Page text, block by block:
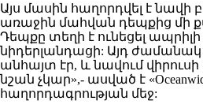
Այս մասին հաղորդվել է
առաջին մահվան դեպքից մի
Դեպքը տեղի է ունեցել ապրիլի
նիդերլանդացի: Այդ
անհայտ էր, և նավում
նշան չկար»,- ասված է
հաղորդագրության մեջ: